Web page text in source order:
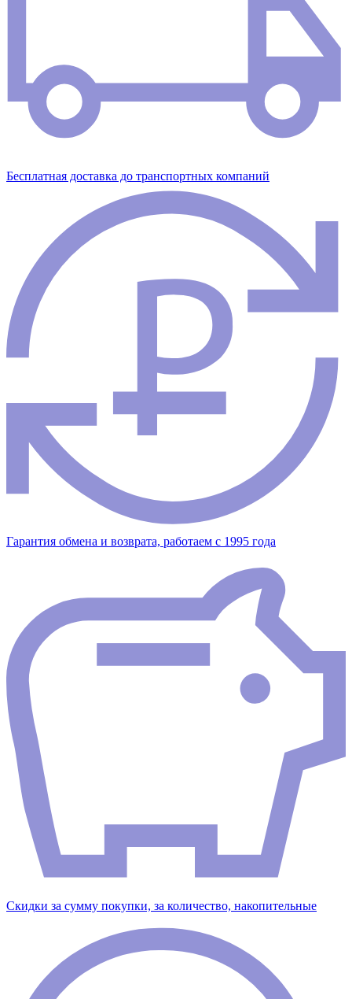
Бесплатная доставка до транспортных компаний
Гарантия обмена и возврата, работаем с 1995 года
Скидки за сумму покупки, за количество, накопительные